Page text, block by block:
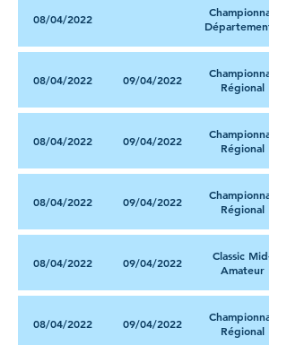
08/04/2022
Championnat
Départemental
08/04/2022 09/04/2022
Championnat
Régional
08/04/2022 09/04/2022
Championnat
Régional
08/04/2022 09/04/2022
Championnat
Régional
08/04/2022 09/04/2022
Classic Mid-
Amateur
08/04/2022 09/04/2022
Championnat
Régional